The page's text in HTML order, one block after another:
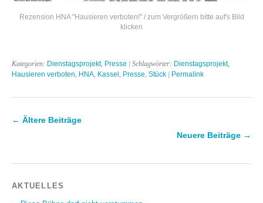
Rezension HNA "Hausieren verboten!" / zum Vergrößern bitte auf's Bild
klicken
Kategorien: Dienstagsprojekt, Presse | Schlagwörter: Dienstagsprojekt,
Hausieren verboten, HNA, Kassel , Presse, Stück Permalink
← Ältere Beiträge
Neuere Beiträge →
AKTUELLES